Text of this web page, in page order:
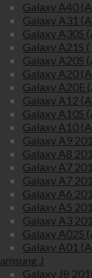
Galaxy A40
Galaxy A31
Galaxy A30S
Galaxy A21S
Galaxy A20S
Galaxy A20
Galaxy A20E
Galaxy A12
Galaxy A10S
Galaxy A10
Galaxy A9
Galaxy A8
Galaxy A7
Galaxy A7
Galaxy A6
Galaxy A5
Galaxy A3
Galaxy A02S
Galaxy A01
J
Galaxy J8